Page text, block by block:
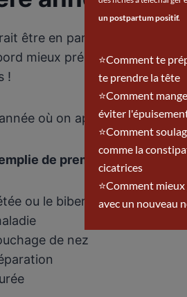
être en partie régler
mieux préparées pour
!
où on apprend tous les
de première fois :
ou le biberon
de nez